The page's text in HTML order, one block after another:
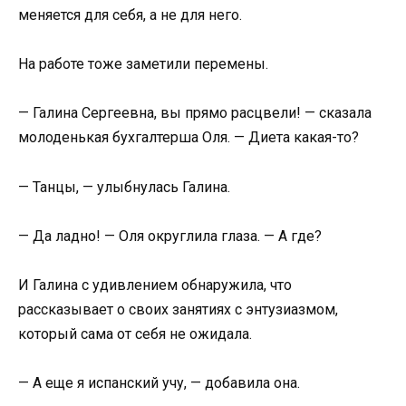
меняется для себя, а не для него.
На работе тоже заметили перемены.
— Галина Сергеевна, вы прямо расцвели! — сказала
молоденькая бухгалтерша Оля. — Диета какая-то?
— Танцы, — улыбнулась Галина.
— Да ладно! — Оля округлила глаза. — А где?
И Галина с удивлением обнаружила, что
рассказывает о своих занятиях с энтузиазмом,
который сама от себя не ожидала.
— А еще я испанский учу, — добавила она.